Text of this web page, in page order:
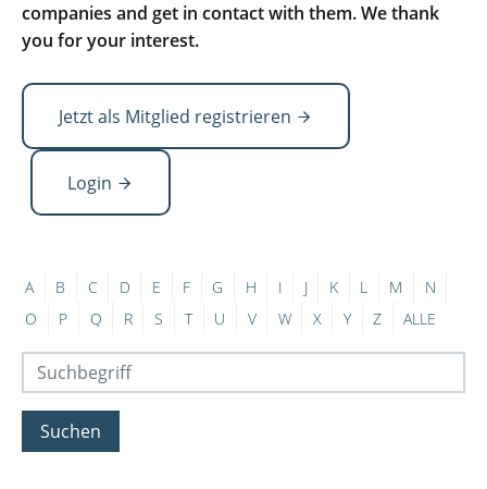
companies and get in contact with them. We thank
you for your interest.
Jetzt als Mitglied registrieren
Login
A B C D E F G H I J K L M
N
O
P Q R S T U V W X Y Z ALLE
Suchen